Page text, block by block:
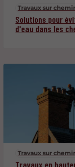
Travaux sur
Solutions pour
d'eau dans les
Travaux sur
Travaux en